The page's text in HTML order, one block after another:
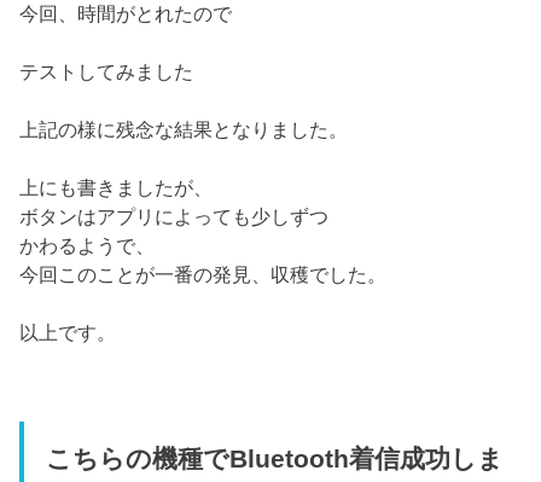
今回、時間がとれたので
テストしてみました
上記の様に残念な結果となりました。
上にも書きましたが、
ボタンはアプリによっても少しずつ
かわるようで、
今回このことが一番の発見、収穫でした。
以上です。
こちらの機種でBluetooth着信成功しま